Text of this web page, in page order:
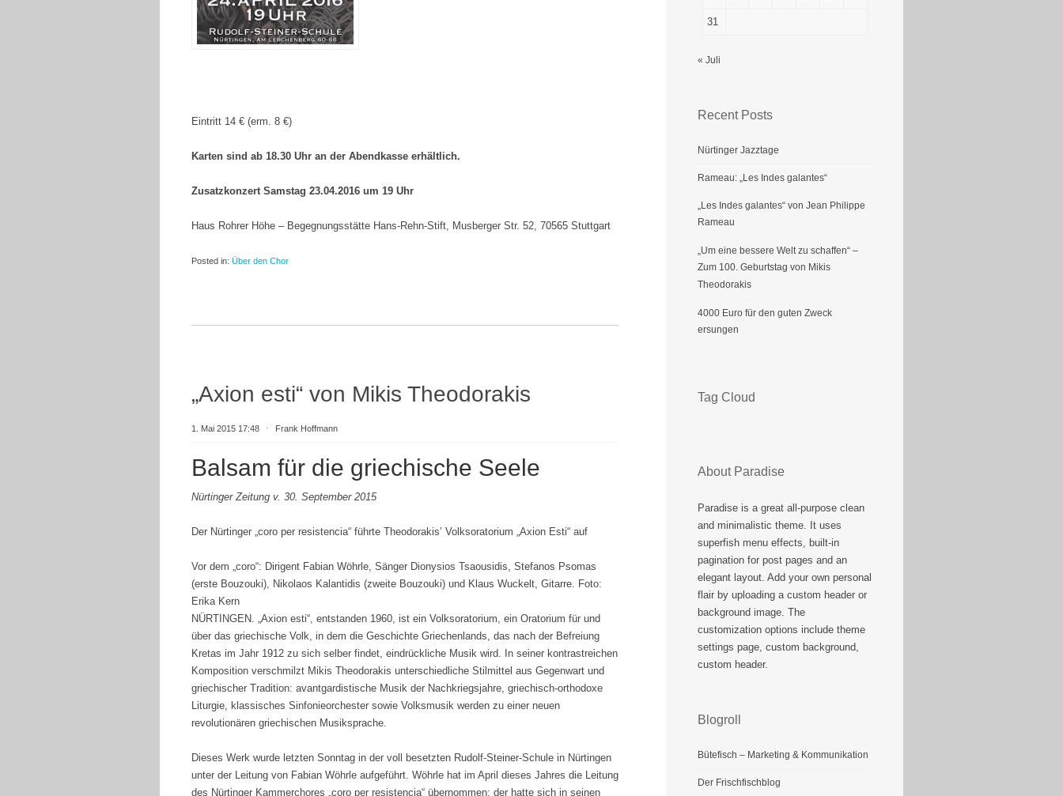
Eintritt 14 € (erm. 8 €)
Karten sind ab 18.30 Uhr an der Abendkasse erhältlich.
ZusatzkonzertSamstag 23.04.2016 um 19 Uhr
Haus Rohrer Höhe – Begegnungsstätte Hans-Rehn-Stift, Musberger Str. 52, 70565 Stuttgart
Posted in: Über den Chor
„Axion esti“ von Mikis Theodorakis
1. Mai 2015 17:48 ⋅ Frank Hoffmann
Balsam für die griechische Seele
Nürtinger Zeitung v. 30. September 2015
Der Nürtinger „coro per resistencia“ führte Theodorakis’ Volksoratorium „Axion Esti“ auf
Vor dem „coro“: Dirigent Fabian Wöhrle, Sänger Dionysios Tsaousidis, Stefanos Psomas
(erste Bouzouki), Nikolaos Kalantidis (zweite Bouzouki) und Klaus Wuckelt, Gitarre. Foto:
Erika Kern
NÜRTINGEN. „Axion esti“, entstanden 1960, ist ein Volksoratorium, ein Oratorium für und
über das griechische Volk, in dem die Geschichte Griechenlands, das nach der Befreiung
Kretas im Jahr 1912 zu sich selber findet, eindrückliche Musik wird. In seiner kontrastreichen
Komposition verschmilzt Mikis Theodorakis unterschiedliche Stilmittel aus Gegenwart und
griechischer Tradition: avantgardistische Musik der Nachkriegsjahre, griechisch-orthodoxe
Liturgie, klassisches Sinfonieorchester sowie Volksmusik werden zu einer neuen
revolutionären griechischen Musiksprache.
Dieses Werk wurde letzten Sonntag in der voll besetzten Rudolf-Steiner-Schule in Nürtingen
unter der Leitung von Fabian Wöhrle aufgeführt. Wöhrle hat im April dieses Jahres die Leitung
des Nürtinger Kammerchores „coro per resistencia“ übernommen; der hatte sich in seinen
31
« Juli
Recent Posts
Nürtinger Jazztage
Rameau: „Les Indes galantes“
„Les Indes galantes“ von Jean Philippe
Rameau
„Um eine bessere Welt zu schaffen“ –
Zum 100. Geburtstag von Mikis
Theodorakis
4000 Euro für den guten Zweck
ersungen
Tag Cloud
About Paradise
Paradise is a great all-purpose clean
and minimalistic theme. It uses
superfish menu effects, built-in
pagination for post pages and an
elegant layout. Add your own personal
flair by uploading a custom header or
background image. The
customization options include theme
settings page, custom background,
custom header.
Blogroll
Bütefisch – Marketing & Kommunikation
Der Frischfischblog